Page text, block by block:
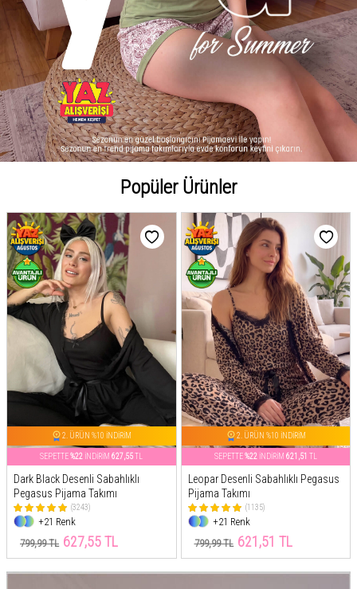
Popüler Ürünler
2. ÜRÜN %10 İNDİRİM
SEPETTE%22 İNDİRİM627,55TL
Dark Black Desenli Sabahlıklı
Pegasus Pijama Takımı
(3243)
+21 Renk
799,99 TL 627,55 TL
2. ÜRÜN %10 İNDİRİM
SEPETTE%22İNDİRİM 621,51 TL
Leopar Desenli Sabahlıklı Pegasus
Pijama Takımı
(1135)
+21 Renk
799,99 TL 621,51 TL